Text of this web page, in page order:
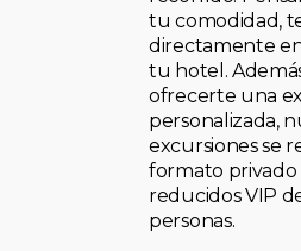
tu comodidad,
directamente
tu hotel.
ofrecerte una
personalizada,
excursiones se
formato
reducidos VIP
personas.